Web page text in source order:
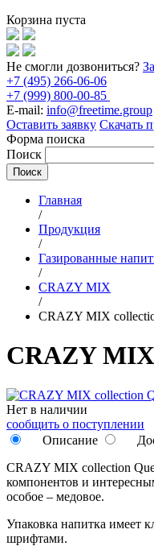
Корзина пуста
Не смогли дозвониться?
+7 (495) 266-06-06
+7 (999) 800-00-85
E-mail: info@freetime.group
Оставить заявку Скачать
Форма поиска
Поиск
Главная
/
Продукция
/
Газированные
/
CRAZY MIX
/
CRAZY MIX
CRAZY MIX
Нет в наличии
сообщить о поступлении
Описание
CRAZY MIX collection
компонентов и
особое – медовое.
Упаковка напитка имеет
шрифтами.